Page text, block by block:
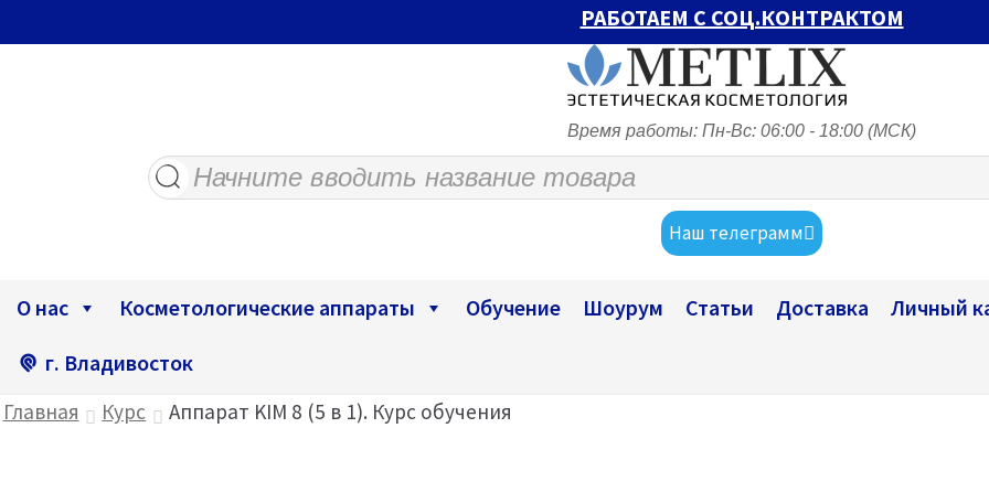
РАБОТАЕМ С СОЦ.КОНТРАКТОМ
Время работы: Пн-Вс: 06:00 - 18:00 (МСК)
Поиск
товаров
Наш телеграмм
О нас Косметологические аппараты Обучение Шоурум Статьи Доставка
Личный
г. Владивосток
Главная Курс Аппарат KIM 8 (5 в 1). Курс обучения